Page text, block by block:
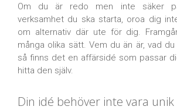
Om du är redo men inte säker
verksamhet du ska starta, oroa dig
om alternativ där ute för dig.
många olika sätt. Vem du än är, vad
så finns det en affärsidé som passar
hitta den själv.
Din idé behöver inte vara unik